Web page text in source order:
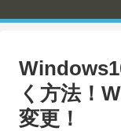
く方法！
変更！